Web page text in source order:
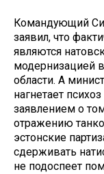
Командующий
заявил, что
являются
модернизацией
области. А
нагнетает
заявлением о
отражению
эстонские
сдерживать
не подоспеет